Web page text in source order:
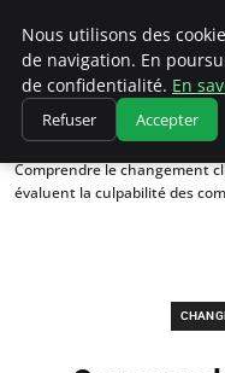
Accueil
Changements
Comprendre le changement
évaluent la culpabilité des
Nous utilisons des
de navigation. En
de confidentialité. En
Refuser Accepter